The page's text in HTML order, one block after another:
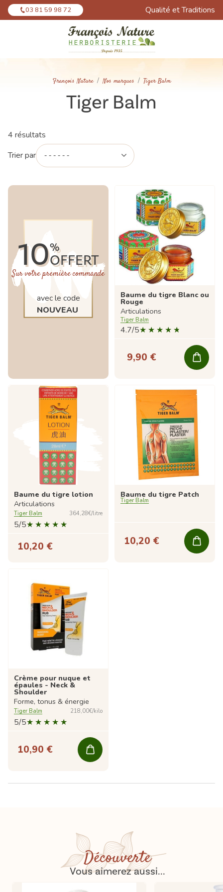
03 81 59 98 72 Qualité et Traditions
François Nature Nos marques Tiger Balm
Tiger Balm
4 résultats
Trier par
10%
OFFERT
Sur votre première commande
avec le code
NOUVEAU
Baume du tigre Blanc ou
Rouge
Articulations
Tiger Balm
4.7/5
9,90 €
Baume du tigre lotion
Articulations
Tiger Balm 364,28€/litre
5/5
10,20 €
Baume du tigre Patch
Tiger Balm
10,20 €
Crème pour nuque et
épaules - Neck &
Shoulder
Forme, tonus & énergie
Tiger Balm 218,00€/kilo
5/5
10,90 €
Découverte
Vous aimerez aussi...
Panneau de gestion des cookies